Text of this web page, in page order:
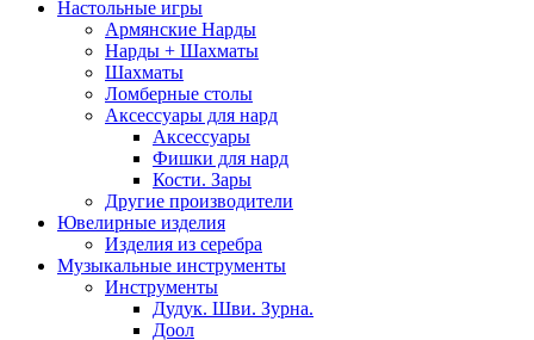
Настольные игры
Армянские Нарды
Нарды + Шахматы
Шахматы
Ломберные столы
Аксессуары для нард
Аксессуары
Фишки для нард
Кости. Зары
Другие производители
Ювелирные изделия
Изделия из серебра
Музыкальные инструменты
Инструменты
Дудук. Шви. Зурна.
Доол